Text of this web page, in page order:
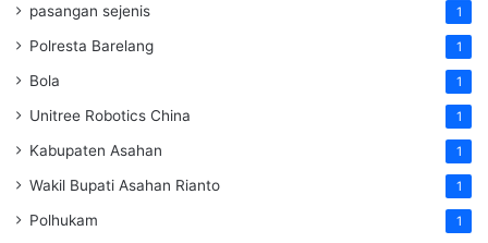
pasangan sejenis 1
Polresta Barelang 1
Bola 1
Unitree Robotics China 1
Kabupaten Asahan 1
Wakil Bupati Asahan Rianto 1
Polhukam 1